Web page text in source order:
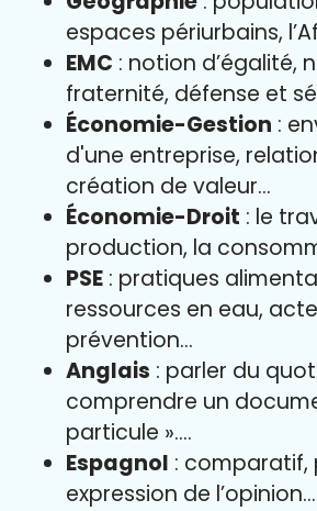
espaces périurbains,
EMC : notion d’égalité,
fraternité, défense et
Économie-Gestion :
d'une entreprise,
création de valeur…
Économie-Droit : le
production, la
PSE : pratiques
ressources en eau,
prévention…
Anglais : parler du
comprendre un
particule »….
Espagnol : comparatif,
expression de l’opinion…